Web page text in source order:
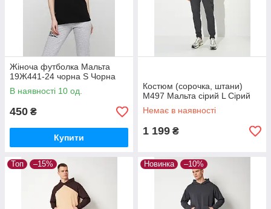
Жіноча футболка Мальта
19Ж441-24 чорна S Чорна
В наявності 10 од.
450 ₴
Купити
Костюм (сорочка, штани)
М497 Мальта сірий L Сірий
Немає в наявності
1 199 ₴
Топ –15% Новинка –10%